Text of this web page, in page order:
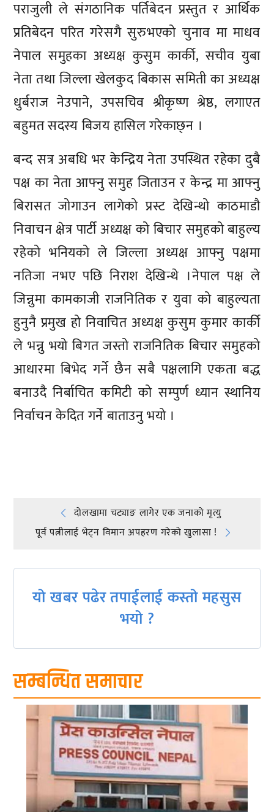
पराजुली ले संगठानिक पर्तिबेदन प्रस्तुत र आर्थिक
प्रतिबेदन परित गरेसगै सुरुभएको चुनाव मा माधव
नेपाल समुहका अध्यक्ष कुसुम कार्की, सचीव युबा
नेता तथा जिल्ला खेलकुद बिकास समिती का अध्यक्ष
धुर्बराज नेउपाने, उपसचिव श्रीकृष्ण श्रेष्ठ, लगाएत
बहुमत सदस्य बिजय हासिल गरेकाछ्न ।
बन्द सत्र अबधि भर केन्द्रिय नेता उपस्थित रहेका दुबै
पक्ष का नेता आफ्नु समुह जिताउन र केन्द्र मा आफ्नु
बिरासत जोगाउन लागेको प्रस्ट देखिन्थो काठमाडौ
निवाचन क्षेत्र पार्टी अध्यक्ष को बिचार समुहको बाहुल्य
रहेको भनियको ले जिल्ला अध्यक्ष आफ्नु पक्षमा
नतिजा नभए पछि निराश देखिन्थे ।नेपाल पक्ष ले
जिन्नुमा कामकाजी राजनितिक र युवा को बाहुल्यता
हुनुनै प्रमुख हो निवाचित अध्यक्ष कुसुम कुमार कार्की
ले भन्नु भयो बिगत जस्तो राजनितिक बिचार समुहको
आधारमा बिभेद गर्ने छैन सबै पक्षलागि एकता बद्ध
बनाउदै निर्बाचित कमिटी को सम्पुर्ण ध्यान स्थानिय
निर्वाचन केदित गर्ने बाताउनु भयो ।
Post
navigation
दोलखामा चट्याङ लागेर एक जनाको मृत्यु
पूर्व पत्नीलाई भेट्न विमान अपहरण गरेको खुलासा !
यो खबर पढेर तपाईलाई कस्तो महसुस
भयो ?
सम्बन्धित समाचार